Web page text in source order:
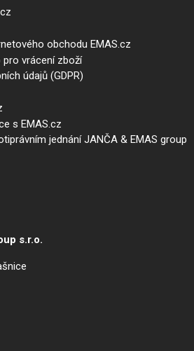
obchodu EMAS.cz
pro vrácení zboží
údajů (GDPR)
s EMAS.cz
jednání JANČA & EMAS group
s.r.o.